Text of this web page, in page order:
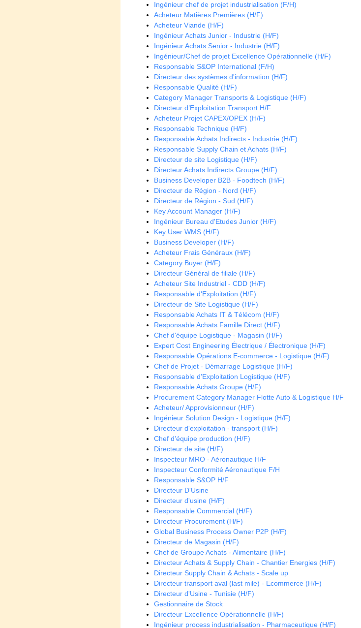
Ingénieur chef de projet industrialisation (F/H)
Acheteur Matières Premières (H/F)
Acheteur Viande (H/F)
Ingénieur Achats Junior - Industrie (H/F)
Ingénieur Achats Senior - Industrie (H/F)
Ingénieur/Chef de projet Excellence Opérationnelle (H/F)
Responsable S&OP International (F/H)
Directeur des systèmes d'information (H/F)
Responsable Qualité (H/F)
Category Manager Transports & Logistique (H/F)
Directeur d’Exploitation Transport H/F
Acheteur Projet CAPEX/OPEX (H/F)
Responsable Technique (H/F)
Responsable Achats Indirects - Industrie (H/F)
Responsable Supply Chain et Achats (H/F)
Directeur de site Logistique (H/F)
Directeur Achats Indirects Groupe (H/F)
Business Developer B2B - Foodtech (H/F)
Directeur de Région - Nord (H/F)
Directeur de Région - Sud (H/F)
Key Account Manager (H/F)
Ingénieur Bureau d'Etudes Junior (H/F)
Key User WMS (H/F)
Business Developer (H/F)
Acheteur Frais Généraux (H/F)
Category Buyer (H/F)
Directeur Général de filiale (H/F)
Acheteur Site Industriel - CDD (H/F)
Responsable d'Exploitation (H/F)
Directeur de Site Logistique (H/F)
Responsable Achats IT & Télécom (H/F)
Responsable Achats Famille Direct (H/F)
Chef d'équipe Logistique - Magasin (H/F)
Expert Cost Engineering Électrique / Électronique (H/F)
Responsable Opérations E-commerce - Logistique (H/F)
Chef de Projet - Démarrage Logistique (H/F)
Responsable d'Exploitation Logistique (H/F)
Responsable Achats Groupe (H/F)
Procurement Category Manager Flotte Auto & Logistique H/F
Acheteur/ Approvisionneur (H/F)
Ingénieur Solution Design - Logistique (H/F)
Directeur d'exploitation - transport (H/F)
Chef d'équipe production (H/F)
Directeur de site (H/F)
Inspecteur MRO - Aéronautique H/F
Inspecteur Conformité Aéronautique F/H
Responsable S&OP H/F
Directeur D'Usine
Directeur d'usine (H/F)
Responsable Commercial (H/F)
Directeur Procurement (H/F)
Global Business Process Owner P2P (H/F)
Directeur de Magasin (H/F)
Chef de Groupe Achats - Alimentaire (H/F)
Directeur Achats & Supply Chain - Chantier Energies (H/F)
Directeur Supply Chain & Achats - Scale up
Directeur transport aval (last mile) - Ecommerce (H/F)
Directeur d'Usine - Tunisie (H/F)
Gestionnaire de Stock
Directeur Excellence Opérationnelle (H/F)
Ingénieur process industrialisation - Pharmaceutique (H/F)